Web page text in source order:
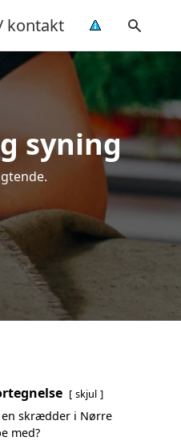
kontakt
syning
skjul
en skrædder i Nørre
med?